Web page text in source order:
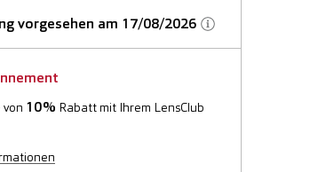
vorgesehen am 17/08/2026
10% Rabatt mit Ihrem LensClub